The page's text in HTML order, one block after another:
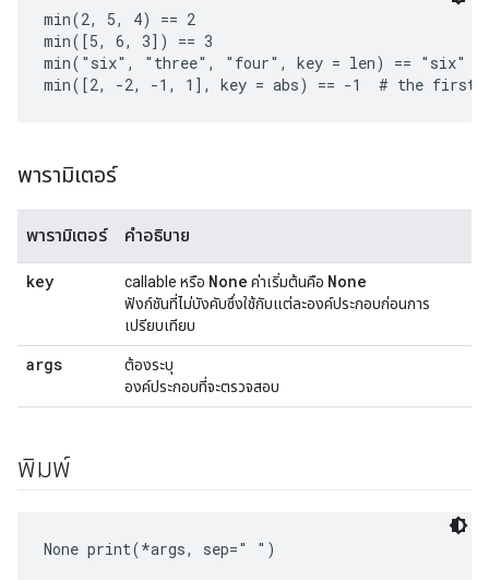
min(2, 5, 4) == 2
min([5, 6, 3]) == 3
min("six", "three", "four", key = len) == "six"
พารามิเตอร์
พารามิเตอร์ คำอธิบาย
key callable หรือ None ค่าเริ่มต้นคือ None
ฟังก์ชันที่ไม่บังคับซึ่งใช้กับแต่ละองค์ประกอบก่อนการ
เปรียบเทียบ
args
ต้องระบุ
องค์ประกอบที่จะตรวจสอบ
พิมพ์
None print(*args, sep=" ")